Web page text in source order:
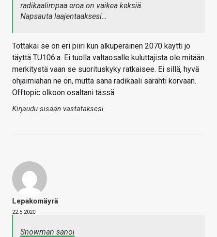
radikaalimpaa eroa on vaikea keksiä.
Napsauta laajentaaksesi…
Tottakai se on eri piiri kun alkuperäinen 2070 käytti jo
täyttä TU106:a. Ei tuolla valtaosalle kuluttajista ole mitään
merkitystä vaan se suorituskyky ratkaisee. Ei sillä, hyvä
ohjaimiahan ne on, mutta sana radikaali särähti korvaan.
Offtopic olkoon osaltani tässä.
Kirjaudu sisään vastataksesi
Lepakomäyrä
22.5.2020
Snowman sanoi